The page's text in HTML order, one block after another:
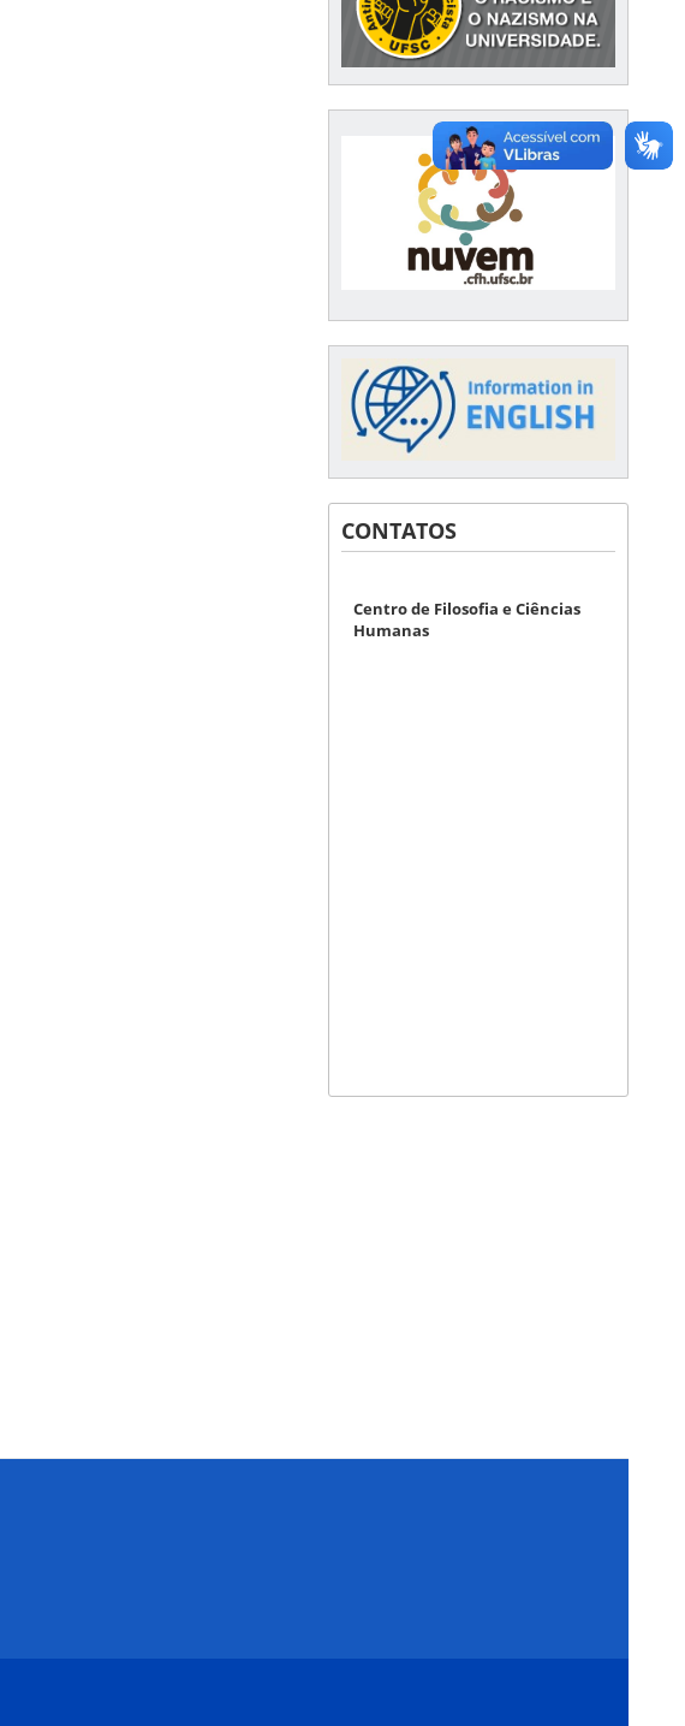
CONTATOS
Centro de Filosofia e Ciências
Humanas